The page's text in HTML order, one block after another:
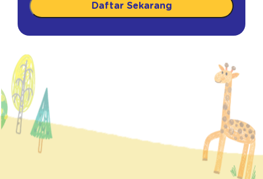
Daftar Sekarang